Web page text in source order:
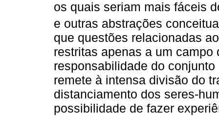
os quais seriam mais fáceis
e outras abstrações
que questões relacionadas
restritas apenas a um
responsabilidade do
remete à intensa divisão do
distanciamento dos seres-
possibilidade de fazer